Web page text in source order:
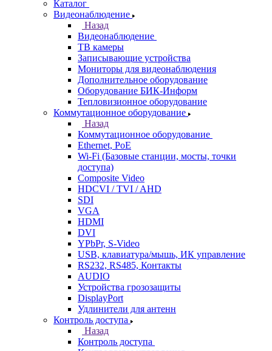
Каталог
Видеонаблюдение
Назад
Видеонаблюдение
ТВ камеры
Записывающие устройства
Мониторы для видеонаблюдения
Дополнительное оборудование
Оборудование БИК-Информ
Тепловизионное оборудование
Коммутационное оборудование
Назад
Коммутационное оборудование
Ethernet, PoE
Wi-Fi (Базовые станции, мосты, точки
доступа)
Composite Video
HDCVI / TVI / AHD
SDI
VGA
HDMI
DVI
YPbPr, S-Video
USB, клавиатура/мышь, ИК управление
RS232, RS485, Контакты
AUDIO
Устройства грозозащиты
DisplayPort
Удлинители для антенн
Контроль доступа
Назад
Контроль доступа